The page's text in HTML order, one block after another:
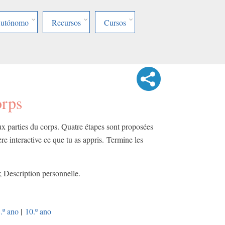
Recursos Cursos
parties du corps. Quatre étapes sont proposées
interactive ce que tu as appris. Termine les
Description personnelle.
ano | 10.º ano